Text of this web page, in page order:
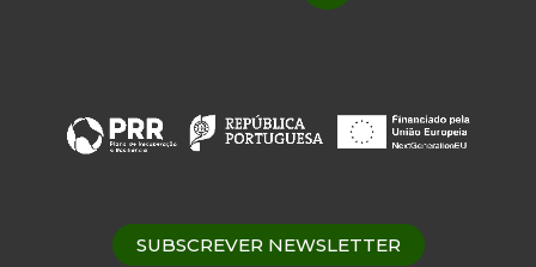
SUBSCREVER NEWSLETTER